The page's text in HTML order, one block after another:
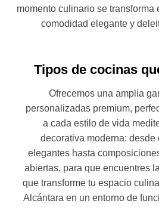
momento culinario se transforma
comodidad elegante y
Tipos de cocinas
Ofrecemos una amplia
personalizadas premium,
a cada estilo de vida
decorativa moderna:
elegantes hasta
abiertas, para que encuentres
que transforme tu espacio
Alcántara en un entorno de